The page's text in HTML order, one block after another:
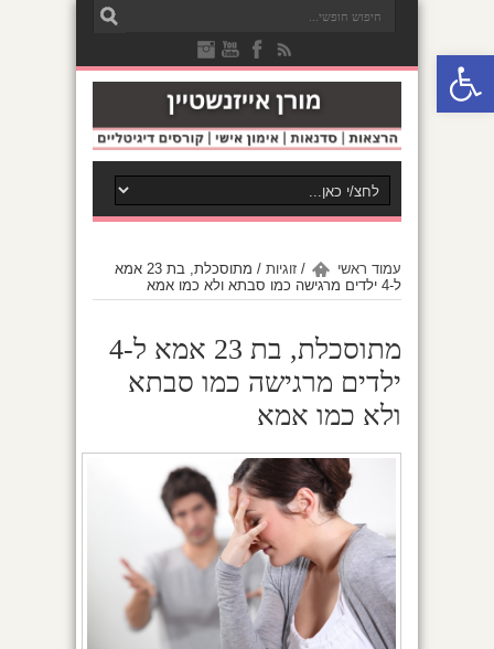
פתח סרגל נגישות
עמוד ראשי / זוגיות /
מתוסכלת, בת 23 אמא
ל-4 ילדים מרגישה כמו סבתא ולא כמו אמא
מתוסכלת, בת 23 אמא ל-4
ילדים מרגישה כמו סבתא
ולא כמו אמא